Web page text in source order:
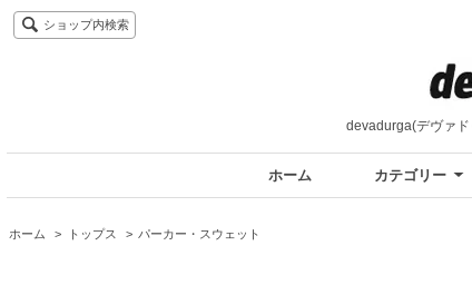
ショップ内検索
devadurga(デヴァ
ホーム カテゴリー
ホーム > トップス > パーカー・スウェット